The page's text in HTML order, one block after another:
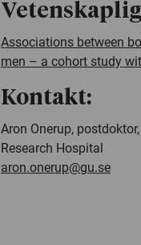
Associations between
men – a cohort study
Kontakt:
Aron Onerup,
Research Hospital
aron.onerup@gu.se